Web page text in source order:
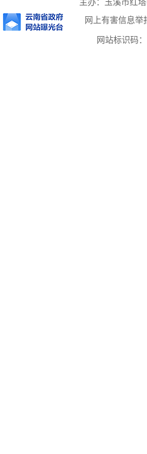
主办：玉溪市红
网上有害信息举
网站标识码